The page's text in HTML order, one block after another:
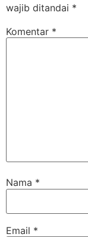
wajib ditandai *
Komentar *
Nama *
Email *